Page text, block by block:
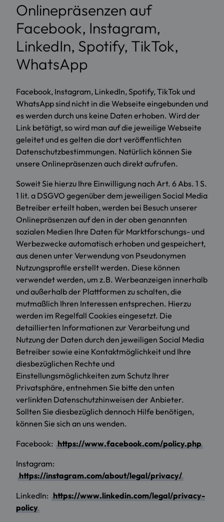
Onlinepräsenzen auf
Facebook, Instagram,
LinkedIn, Spotify, TikTok,
WhatsApp
Facebook, Instagram, LinkedIn, Spotify, TikTok und
WhatsApp sind nicht in die Webseite eingebunden und
es werden durch uns keine Daten erhoben. Wird der
Link betätigt, so wird man auf die jeweilige Webseite
geleitet und es gelten die dort veröffentlichten
Datenschutzbestimmungen. Natürlich können Sie
unsere Onlinepräsenzen auch direkt aufrufen.
Soweit Sie hierzu Ihre Einwilligung nach Art. 6 Abs. 1 S.
1 lit. a DSGVO gegenüber dem jeweiligen Social Media
Betreiber erteilt haben, werden bei Besuch unserer
Onlinepräsenzen auf den in der oben genannten
sozialen Medien Ihre Daten für Marktforschungs- und
Werbezwecke automatisch erhoben und gespeichert,
aus denen unter Verwendung von Pseudonymen
Nutzungsprofile erstellt werden. Diese können
verwendet werden, um z.B. Werbeanzeigen innerhalb
und außerhalb der Plattformen zu schalten, die
mutmaßlich Ihren Interessen entsprechen. Hierzu
werden im Regelfall Cookies eingesetzt. Die
detaillierten Informationen zur Verarbeitung und
Nutzung der Daten durch den jeweiligen Social Media
Betreiber sowie eine Kontaktmöglichkeit und Ihre
diesbezüglichen Rechte und
Einstellungsmöglichkeiten zum Schutz Ihrer
Privatsphäre, entnehmen Sie bitte den unten
verlinkten Datenschutzhinweisen der Anbieter.
Sollten Sie diesbezüglich dennoch Hilfe benötigen,
können Sie sich an uns wenden.
Facebook: https://www.facebook.com/policy.php
Instagram:
https://instagram.com/about/legal/privacy/
LinkedIn: https://www.linkedin.com/legal/privacy-
policy